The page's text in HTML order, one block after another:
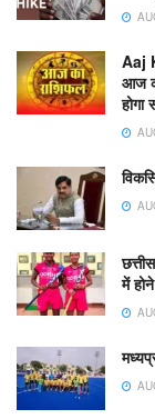
Aaj
आज
होगा
में